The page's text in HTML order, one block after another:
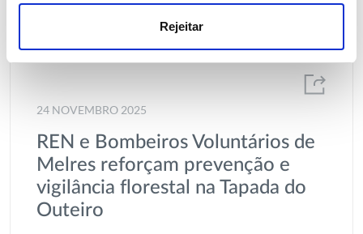
Rejeitar
24 NOVEMBRO 2025
REN e Bombeiros Voluntários de
Melres reforçam prevenção e
vigilância florestal na Tapada do
Outeiro